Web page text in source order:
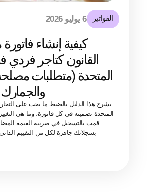
الفواتير 6 يوليو 2026
كيفية إنشاء
القانون كتاجر فردي
المتحدة (متطلبات
والجمارك
يشرح هذا الدليل بالضبط ما يجب على التجار
المتحدة تضمينه في كل فاتورة، وما هي
قمت بالتسجيل في ضريبة القيمة
بسجلاتك جاهزة لكل من التقييم الذاتي